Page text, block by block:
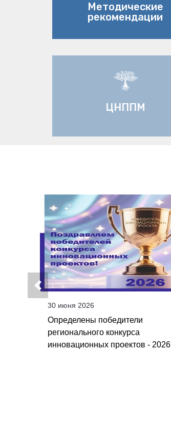
Методические
рекомендации
ЦНППМ
30 июня 2026
Определены победители
регионального конкурса
инновационных проектов - 2026